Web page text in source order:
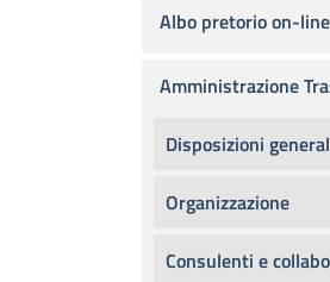
Albo pretorio on-line
Amministrazione
Disposizioni
Organizzazione
Consulenti e